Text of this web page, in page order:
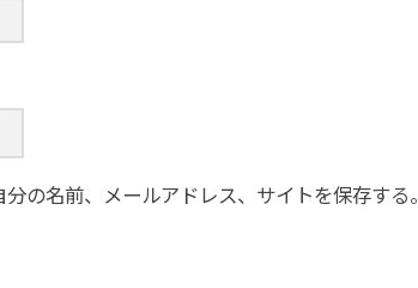
の名前、メールアドレス、サイトを保存する。